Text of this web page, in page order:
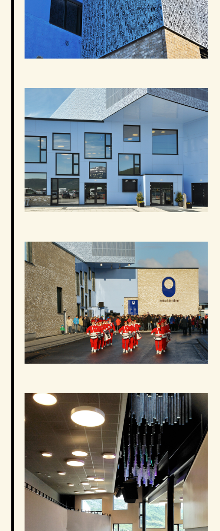
Sammen med det nye hotellet skal Kulturfabrikken
tilføre Sortland ny aktivitet. Kulturfabrikken skal
være den sentrale møteplassen i Sortland, med et
variert tilbud innen kultursektoren. Kulturfabrikken
og kafe. Bygget rommer dessuten
administrasjonslokaler for kommunens kultursektor
og arealer for Museum nord samt «Newtonrom» for